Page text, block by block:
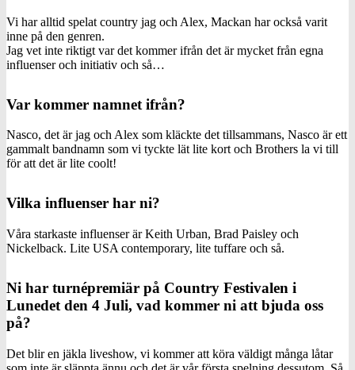
Vi har alltid spelat country jag och Alex, Mackan har också varit
inne på den genren.
Jag vet inte riktigt var det kommer ifrån det är mycket från egna
influenser och initiativ och så…
Var kommer namnet ifrån?
Nasco, det är jag och Alex som kläckte det tillsammans, Nasco är ett
gammalt bandnamn som vi tyckte lät lite kort och Brothers la vi till
för att det är lite coolt!
Vilka influenser har ni?
Våra starkaste influenser är Keith Urban, Brad Paisley och
Nickelback. Lite USA contemporary, lite tuffare och så.
Ni har turnépremiär på Country Festivalen i
Lunedet den 4 Juli, vad kommer ni att bjuda oss
på?
Det blir en jäkla liveshow, vi kommer att köra väldigt många låtar